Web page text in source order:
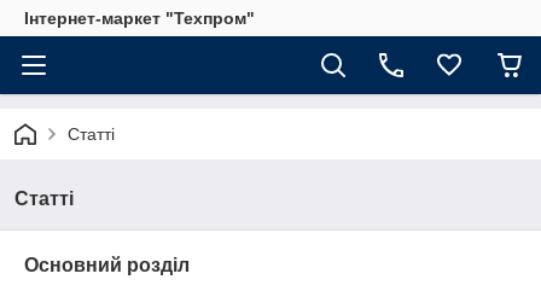
Інтернет-маркет "Техпром"
Статті
Статті
Основний розділ